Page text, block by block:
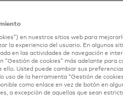
en todo el mundo.
en nuestros sitios web para
la experiencia del usuario. En algunos
en las actividades de navegación e
“Gestión de cookies” más adelante para
Usted puede cambiar sus
de la herramienta “Gestión de
como enlace en vez de botón en
a excepción de aquellas que sean